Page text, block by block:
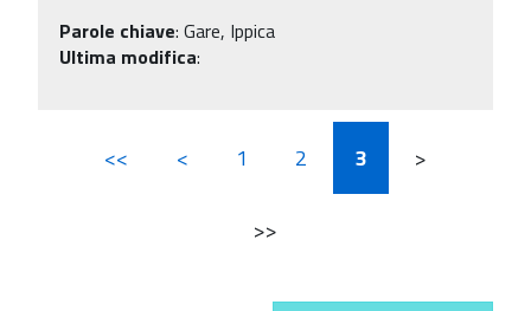
Parole chiave: Gare, Ippica
Ultima modifica:
<< < 1 2 3 >
>>